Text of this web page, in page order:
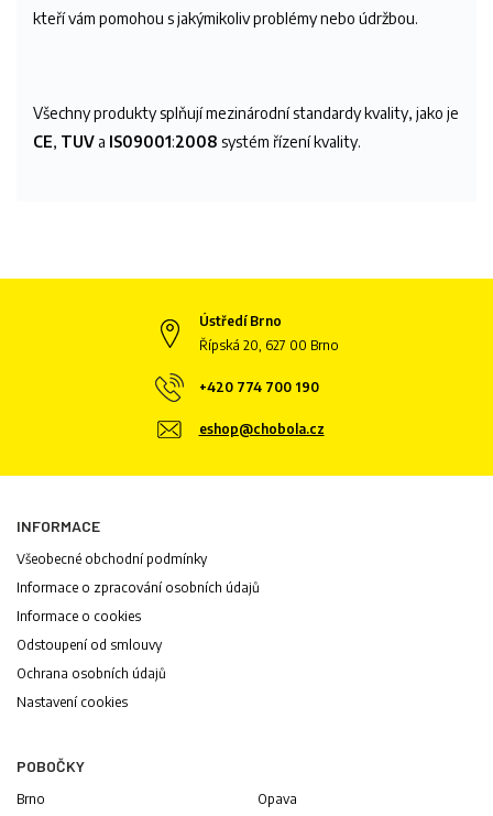
kteří vám pomohou s jakýmikoliv problémy nebo údržbou.
Všechny produkty splňují mezinárodní standardy kvality, jako je
CE, TUV a IS09001:2008 systém řízení kvality.
Ústředí Brno
Řípská 20, 627 00 Brno
+420 774 700 190
eshop@chobola.cz
INFORMACE
Všeobecné obchodní podmínky
Informace o zpracování osobních údajů
Informace o cookies
Odstoupení od smlouvy
Ochrana osobních údajů
Nastavení cookies
POBOČKY
Brno Opava